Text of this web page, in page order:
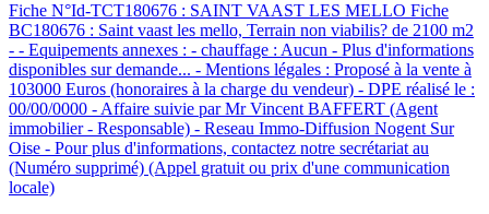
Fiche N°Id-TCT180676 : SAINT VAAST LES MELLO Fiche
BC180676 : Saint vaast les mello, Terrain non viabilis? de 2100 m2
- - Equipements annexes : - chauffage : Aucun - Plus d'informations
disponibles sur demande... - Mentions légales : Proposé à la vente à
103000 Euros (honoraires à la charge du vendeur) - DPE réalisé le :
00/00/0000 - Affaire suivie par Mr Vincent BAFFERT (Agent
immobilier - Responsable) - Reseau Immo-Diffusion Nogent Sur
Oise - Pour plus d'informations, contactez notre secrétariat au
(Numéro supprimé) (Appel gratuit ou prix d'une communication
locale)